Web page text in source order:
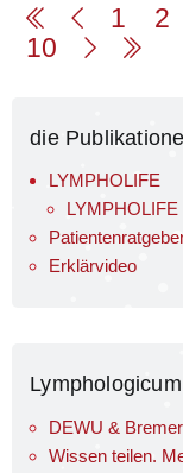
1 2
10
die
LYMPHOLIFE
LYMPHOLIFE
Erklärvideo
DEWU &
Wissen teilen.